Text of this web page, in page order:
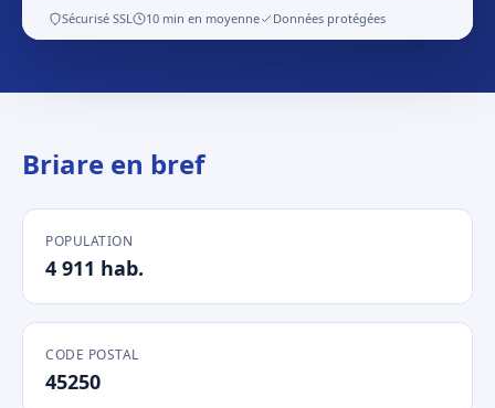
Sécurisé SSL 10 min en moyenne Données protégées
Briare en bref
POPULATION
4 911 hab.
CODE POSTAL
45250